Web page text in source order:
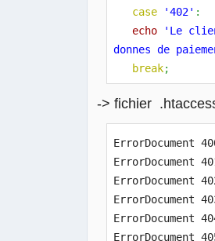
case
'402' :
echo
'Le
donnes de
break;
case '403':
echo
break;
case '404' :
echo 'La
break;
case '405' :
echo
break;
-> fichier
ErrorDocument
ErrorDocument
ErrorDocument
ErrorDocument
ErrorDocument
ErrorDocument